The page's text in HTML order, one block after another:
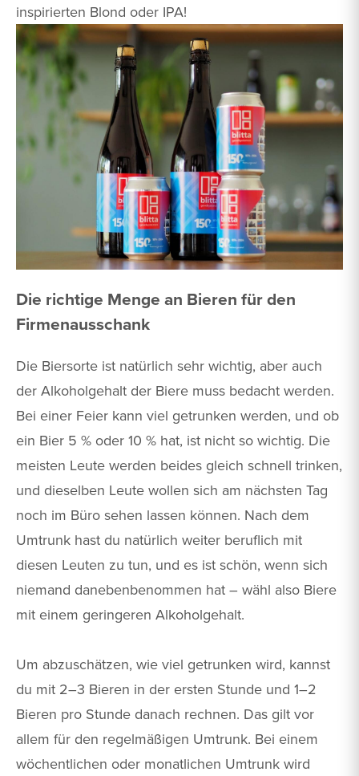
inspirierten Blond oder IPA!
Die richtige Menge an Bieren für den
Firmenausschank
Die Biersorte ist natürlich sehr wichtig, aber auch
der Alkoholgehalt der Biere muss bedacht werden.
Bei einer Feier kann viel getrunken werden, und ob
ein Bier 5 % oder 10 % hat, ist nicht so wichtig. Die
meisten Leute werden beides gleich schnell trinken,
und dieselben Leute wollen sich am nächsten Tag
noch im Büro sehen lassen können. Nach dem
Umtrunk hast du natürlich weiter beruflich mit
diesen Leuten zu tun, und es ist schön, wenn sich
niemand danebenbenommen hat – wähl also Biere
mit einem geringeren Alkoholgehalt.
Um abzuschätzen, wie viel getrunken wird, kannst
du mit 2–3 Bieren in der ersten Stunde und 1–2
Bieren pro Stunde danach rechnen. Das gilt vor
allem für den regelmäßigen Umtrunk. Bei einem
wöchentlichen oder monatlichen Umtrunk wird